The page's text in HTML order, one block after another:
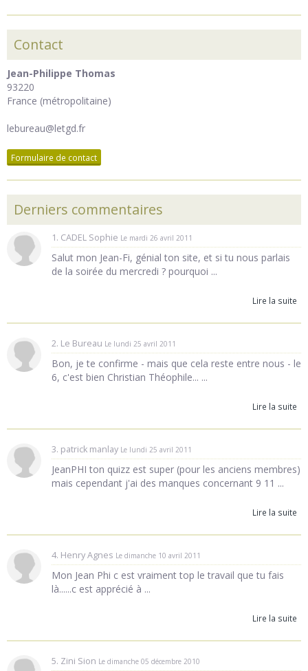
Contact
Jean-Philippe Thomas
93220
France (métropolitaine)
lebureau@letgd.fr
Formulaire de contact
Derniers commentaires
1. CADEL Sophie Le mardi 26 avril 2011
Salut mon Jean-Fi, génial ton site, et si tu nous parlais
de la soirée du mercredi ? pourquoi ...
Lire la suite
2. Le Bureau Le lundi 25 avril 2011
Bon, je te confirme - mais que cela reste entre nous - le
6, c'est bien Christian Théophile... ...
Lire la suite
3. patrick manlay Le lundi 25 avril 2011
JeanPHI ton quizz est super (pour les anciens membres)
mais cependant j'ai des manques concernant 9 11 ...
Lire la suite
4. Henry Agnes Le dimanche 10 avril 2011
Mon Jean Phi c est vraiment top le travail que tu fais
là......c est apprécié à ...
Lire la suite
5. Zini Sion Le dimanche 05 décembre 2010